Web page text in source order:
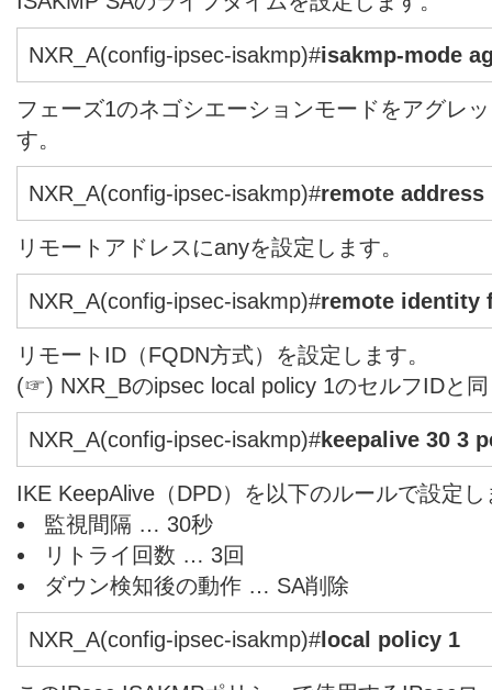
NXR_A(config-ipsec-isakmp)#isakmp-mode
フェーズ1のネゴシエーションモードをアグレ
す。
NXR_A(config-ipsec-isakmp)#remote address
リモートアドレスにanyを設定します。
NXR_A(config-ipsec-isakmp)#remote identity
リモートID（FQDN方式）を設定します。
(☞) NXR_Bのipsec local policy 1のセルフIDと
NXR_A(config-ipsec-isakmp)#keepalive 30 3
IKE KeepAlive（DPD）を以下のルールで設定し
監視間隔 … 30秒
リトライ回数 … 3回
ダウン検知後の動作 … SA削除
NXR_A(config-ipsec-isakmp)#local policy 1